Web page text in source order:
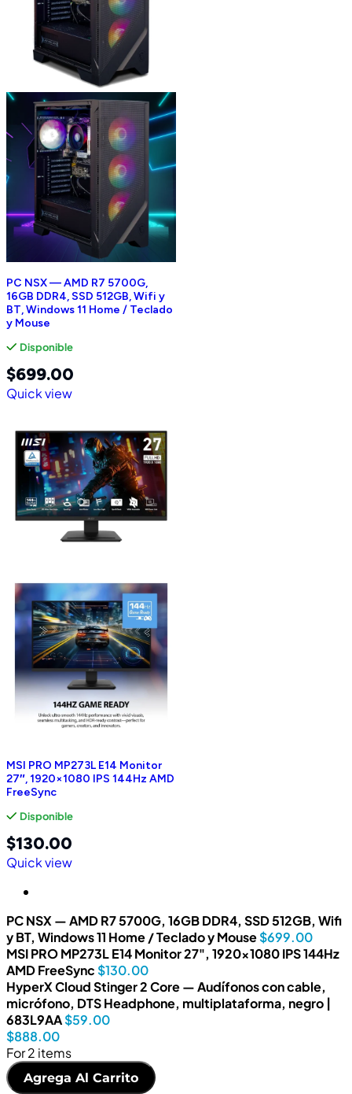
PC NSX — AMD R7 5700G,
16GB DDR4, SSD 512GB, Wifi y
BT, Windows 11 Home / Teclado
y Mouse
Disponible
$699.00
Quick view
MSI PRO MP273L E14 Monitor
27″, 1920×1080 IPS 144Hz AMD
FreeSync
Disponible
$130.00
Quick view
PC NSX — AMD R7 5700G, 16GB DDR4, SSD 512GB, Wifi
y BT, Windows 11 Home / Teclado y Mouse$699.00
MSI PRO MP273L E14 Monitor 27", 1920×1080 IPS 144Hz
AMD FreeSync $130.00
HyperX Cloud Stinger 2 Core — Audífonos con cable,
micrófono, DTS Headphone, multiplataforma, negro |
683L9AA$59.00
$888.00
For 2 items
Agrega Al Carrito